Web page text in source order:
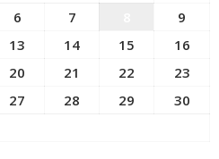
6 7
9
13 14 15
16
20 21 22
23
27 28 29
30